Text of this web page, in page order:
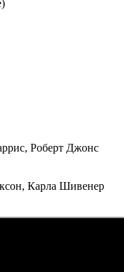
Роберт Джонс
Карла Шивенер